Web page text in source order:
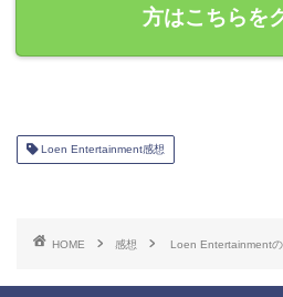
方はこちらを
Loen Entertainment感想
HOME 感想 Loen Entertainment